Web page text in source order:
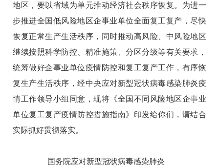
地区，要以省域为单元推动经济社会秩序恢复。为进一
步推进全国低风险地区企事业单位全面复工复产，尽快
恢复正常生产生活秩序，同时推动高风险、中风险地区
继续按照科学防控、精准施策、分区分级等有关要求，
统筹做好企事业单位疫情防控和复工复产工作，有序恢
复生产生活秩序，经中央应对新型冠状病毒感染肺炎疫
情工作领导小组同意，现将《全国不同风险地区企事业
单位复工复产疫情防控措施指南》印发给你们，请结合
实际抓好贯彻落实。
国务院应对新型冠状病毒感染肺炎